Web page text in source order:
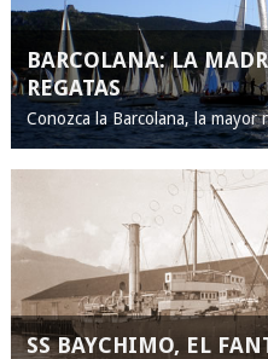
BARCOLANA: LA
REGATAS
Conozca la Barcolana, la mayor
SS BAYCHIMO, EL